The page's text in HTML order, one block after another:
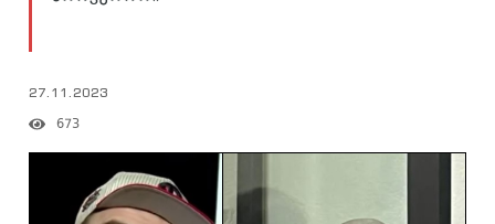
27.11.2023
673